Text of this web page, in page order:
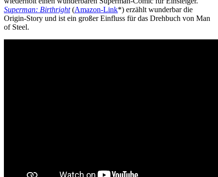
Superman: Birthright(Amazon-Link*) erzählt wunderbar die
Origin-Story und ist ein großer Einfluss für das Drehbuch von Man
of Steel.